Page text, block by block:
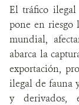
El tráfico
pone en riesgo
mundial,
abarca la
exportación,
ilegal de fauna
y derivados,